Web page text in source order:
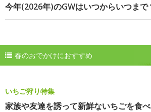
今年(2026年)のGWはいつからいつまで
春のおでかけにおすすめ
いちご狩り特集
家族や友達を誘って新鮮ないちごを食